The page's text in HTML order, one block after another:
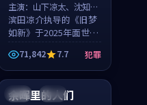
主演： 山下凉太、沈知韵
等
滨田凉介执导的《旧梦
如新》于2025年面世，
中国台湾的城市气质与
异国相遇的人物心境共
同构筑了影片基调。山
下凉太、沈知韵用细腻
的表演撑起整部犯罪
71,842 7.7 犯罪
泰国 完结
余晖里的人们